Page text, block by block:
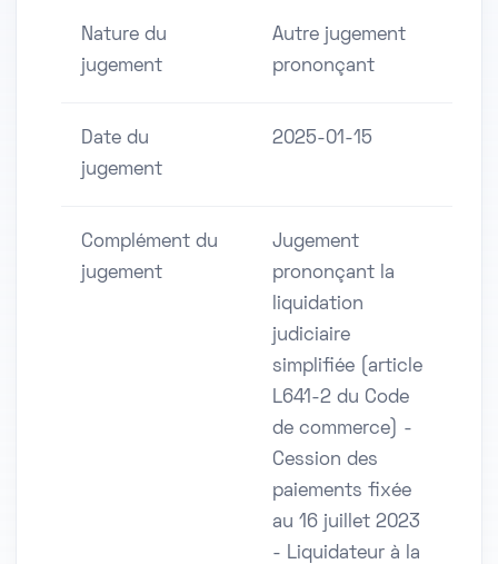
Nature du
jugement
Autre jugement
prononçant
Date du
jugement
2025-01-15
Complément du
jugement
Jugement
prononçant la
liquidation
judiciaire
simplifiée (article
L641-2 du Code
de commerce) -
Cession des
paiements fixée
au 16 juillet 2023
- Liquidateur à la